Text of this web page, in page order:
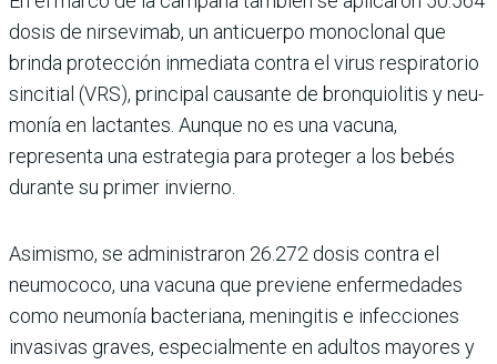
dosis de nirsevimab, un anticuerpo monoclonal que
brinda protección inmediata contra el virus respiratorio
sincitial (VRS), principal cau­sante de bronquiolitis y neu­
monía en lactantes. Aunque no es una vacuna,
representa una estrategia para proteger a los bebés
durante su primer invierno.
Asimismo, se administra­ron 26.272 dosis contra el
neumococo, una vacuna que previene enfermedades
como neumonía bacteriana, menin­gitis e infecciones
invasivas graves, especialmente en adultos mayores y